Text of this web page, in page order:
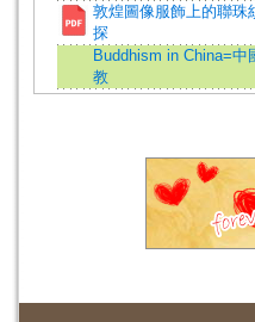
敦煌圖像服飾上的聯珠
探
Buddhism in China=中
教